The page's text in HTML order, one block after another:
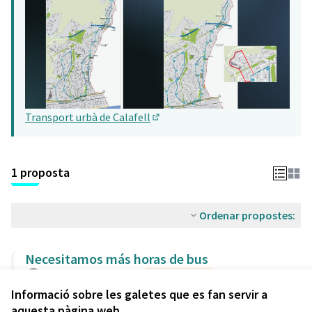
Informació sobre les galetes que es fan servir a
Transport urbà de Calafell
1 proposta
Ordenar propostes:
Necesitamos más horas de bus